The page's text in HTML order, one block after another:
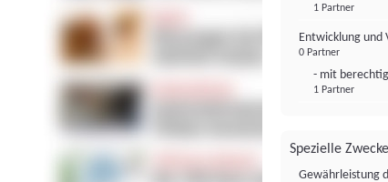
1 Partner
Entwicklung und
0 Partner
- mit
1 Partner
Spezielle Zwecke
Gewährleistung